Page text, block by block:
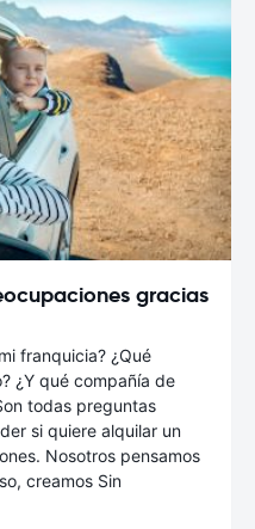
gracias
franquicia? ¿Qué
¿Y qué compañía de
todas preguntas
si quiere alquilar un
Nosotros pensamos
creamos Sin